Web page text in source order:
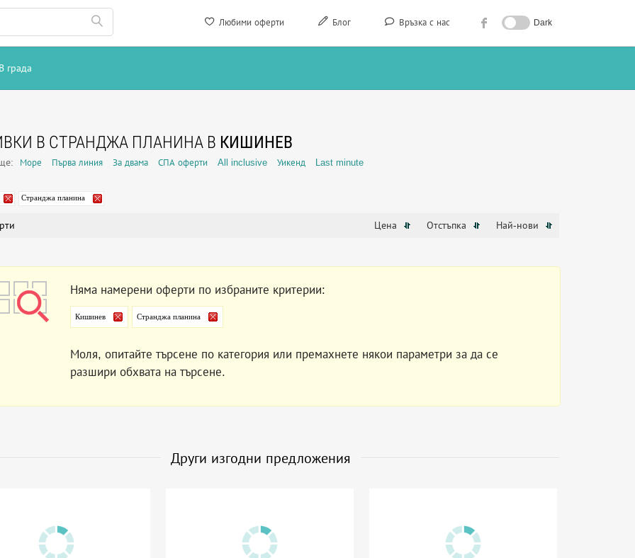
Любими оферти Блог Връзка с нас Dark
В града
В СТРАНДЖА ПЛАНИНА В КИШИНЕВ
Море Първа линия За двама СПА оферти All inclusive Уикенд Last minute
Странджа планина
Цена Отстъпка Най-нови
Няма намерени оферти по избраните критерии:
Кишинев Странджа планина
Моля, опитайте търсене по категория или премахнете някои параметри за да се
разшири обхвата на търсене.
Други изгодни предложения